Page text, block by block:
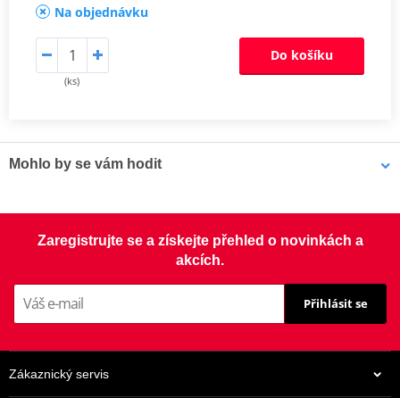
Na objednávku
(ks)
Do košíku
Mohlo by se vám hodit
ml (ideální pro servisy)
Zaregistrujte se a získejte přehled o novinkách a
akcích.
Přihlásit se
Zákaznický servis